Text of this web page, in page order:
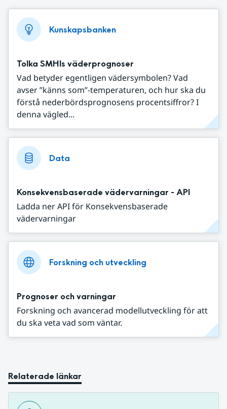
Kunskapsbanken
Tolka SMHIs väderprognoser
Vad betyder egentligen vädersymbolen? Vad
avser ”känns som”-temperaturen, och hur ska du
förstå nederbördsprognosens procentsiffror? I
denna vägled...
Data
Konsekvensbaserade vädervarningar - API
Ladda ner API för Konsekvensbaserade
vädervarningar
Forskning och utveckling
Prognoser och varningar
Forskning och avancerad modellutveckling för att
du ska veta vad som väntar.
Relaterade länkar